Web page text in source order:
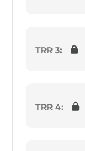
TRR 3:
TRR 4: